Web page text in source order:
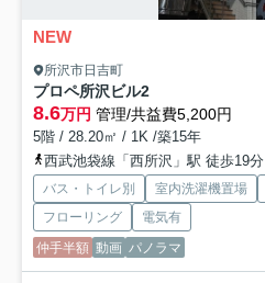
NEW
所沢市日吉町
プロペ所沢ビル2
8.6万円 管理/共益費5,200円
5階 / 28.20㎡ / 1K /築15年
西武池袋線「西所沢」駅 徒歩19分
バス・トイレ別 室内洗濯機置場
フローリング
電気有
仲手半額 動画 パノラマ